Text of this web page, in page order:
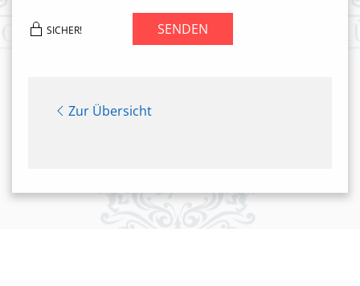
SICHER! SENDEN
Zur Übersicht